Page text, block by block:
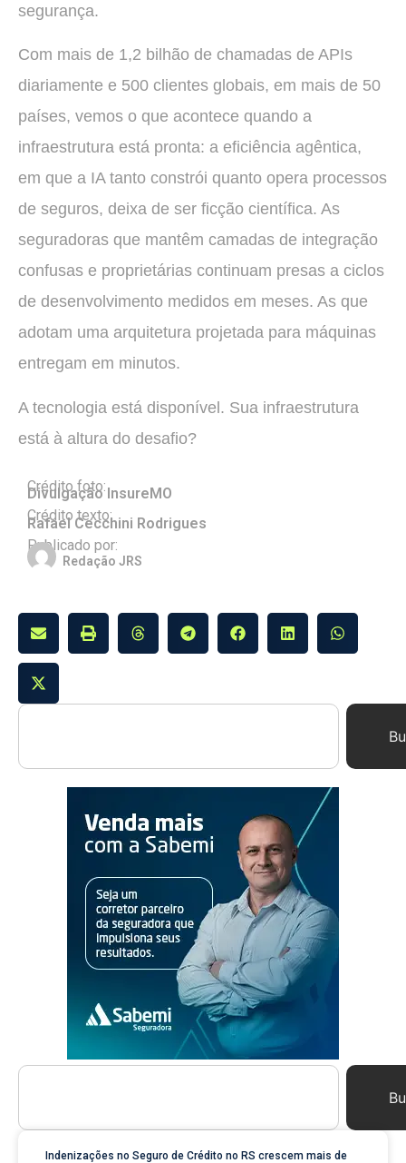
segurança.
Com mais de 1,2 bilhão de chamadas de APIs
diariamente e 500 clientes globais, em mais de 50
países, vemos o que acontece quando a
infraestrutura está pronta: a eficiência agêntica,
em que a IA tanto constrói quanto opera processos
de seguros, deixa de ser ficção científica. As
seguradoras que mantêm camadas de integração
confusas e proprietárias continuam presas a ciclos
de desenvolvimento medidos em meses. As que
adotam uma arquitetura projetada para máquinas
entregam em minutos.
A tecnologia está disponível. Sua infraestrutura
está à altura do desafio?
Crédito foto:
Divulgação InsureMO
Crédito texto:
Rafael Cecchini Rodrigues
Publicado por:
Redação JRS
Indenizações no Seguro de Crédito no RS crescem mais de